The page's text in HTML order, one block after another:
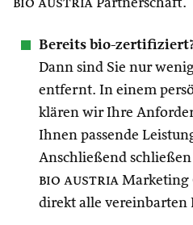
bio austria Partnerschaft.
Bereits bio-
Dann sind Sie nur
entfernt. In einem
klären wir Ihre
Ihnen passende
Anschließend
bio austria Marketing
direkt alle vereinbarten